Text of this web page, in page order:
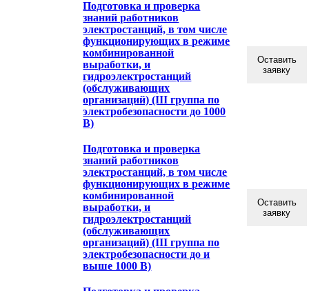
Подготовка и проверка
знаний работников
электростанций, в том числе
функционирующих в режиме
комбинированной
выработки, и
гидроэлектростанций
(обслуживающих
организаций) (III группа по
электробезопасности до 1000
В)
Оставить
заявку
Подготовка и проверка
знаний работников
электростанций, в том числе
функционирующих в режиме
комбинированной
выработки, и
гидроэлектростанций
(обслуживающих
организаций) (III группа по
электробезопасности до и
выше 1000 В)
Оставить
заявку